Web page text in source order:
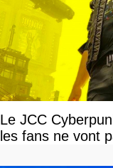
Le JCC
les fans ne vont